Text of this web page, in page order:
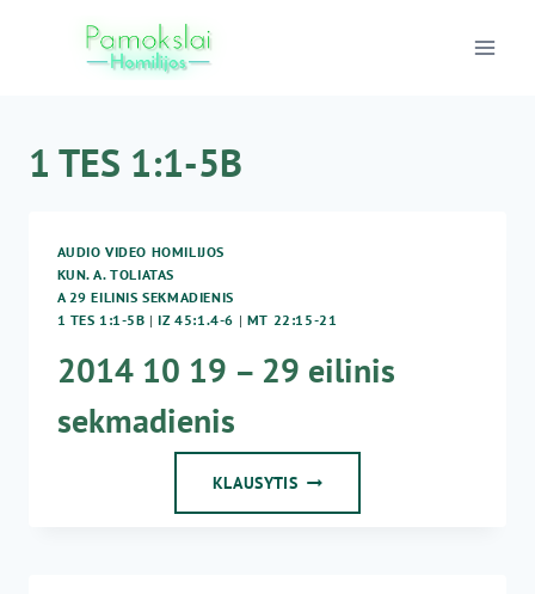
1 TES 1:1-5B
AUDIO VIDEO HOMILIJOS
KUN. A. TOLIATAS
A 29 EILINIS SEKMADIENIS
1 TES 1:1-5B |IZ 45:1.4-6 | MT 22:15-21
2014 10 19 – 29 eilinis
sekmadienis
KLAUSYTIS2014